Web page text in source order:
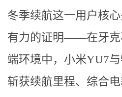
冬季续航这一用户核
有力的证明——在牙
端环境中，小米YU7
斩获续航里程、综合